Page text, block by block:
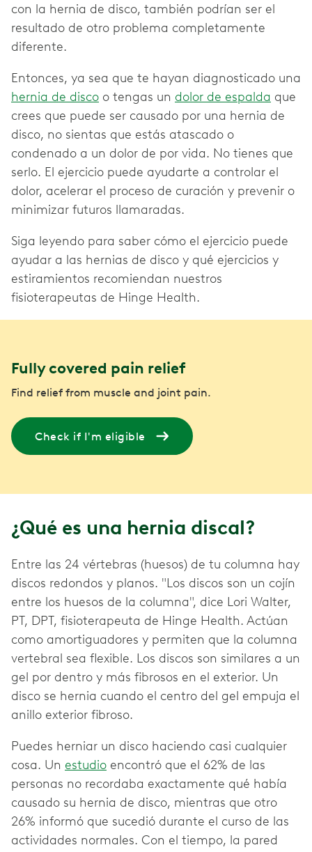
con la hernia de disco, también podrían ser el
resultado de otro problema completamente
diferente.
Entonces, ya sea que te hayan diagnosticado una
hernia de disco o tengas un dolor de espalda que
crees que puede ser causado por una hernia de
disco, no sientas que estás atascado o
condenado a un dolor de por vida. No tienes que
serlo. El ejercicio puede ayudarte a controlar el
dolor, acelerar el proceso de curación y prevenir o
minimizar futuros llamaradas.
Siga leyendo para saber cómo el ejercicio puede
ayudar a las hernias de disco y qué ejercicios y
estiramientos recomiendan nuestros
fisioterapeutas de Hinge Health.
Fully covered pain relief
Find relief from muscle and joint pain.
Check if I'm eligible
¿Qué es una hernia discal?
Entre las 24 vértebras (huesos) de tu columna hay
discos redondos y planos. "Los discos son un cojín
entre los huesos de la columna", dice Lori Walter,
PT, DPT, fisioterapeuta de Hinge Health. Actúan
como amortiguadores y permiten que la columna
vertebral sea flexible. Los discos son similares a un
gel por dentro y más fibrosos en el exterior. Un
disco se hernia cuando el centro del gel empuja el
anillo exterior fibroso.
Puedes herniar un disco haciendo casi cualquier
cosa. Un estudio encontró que el 62% de las
personas no recordaba exactamente qué había
causado su hernia de disco, mientras que otro
26% informó que sucedió durante el curso de las
actividades normales. Con el tiempo, la pared